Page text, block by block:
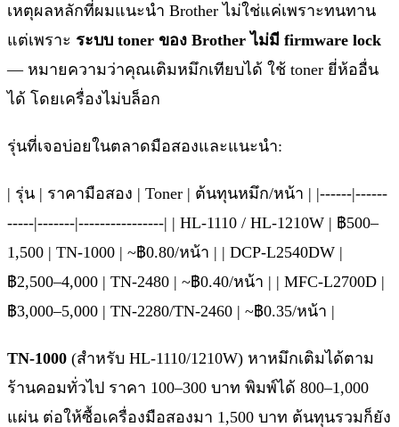
เหตุผลหลักที่ผมแนะนำ Brother ไม่ใช่แค่เพราะทนทาน
แต่เพราะ ระบบ toner ของ Brother ไม่มี firmware lock
— หมายความว่าคุณเติมหมึกเทียบได้ ใช้ toner ยี่ห้ออื่น
ได้ โดยเครื่องไม่บล็อก
รุ่นที่เจอบ่อยในตลาดมือสองและแนะนำ:
| รุ่น | ราคามือสอง | Toner | ต้นทุนหมึก/หน้า | |------|------
-----|-------|----------------| | HL-1110 / HL-1210W | ฿500–
1,500 | TN-1000 | ~฿0.80/หน้า | | DCP-L2540DW |
฿2,500–4,000 | TN-2480 | ~฿0.40/หน้า | | MFC-L2700D |
฿3,000–5,000 | TN-2280/TN-2460 | ~฿0.35/หน้า |
TN-1000 (สำหรับ HL-1110/1210W) หาหมึกเติมได้ตาม
ร้านคอมทั่วไป ราคา 100–300 บาท พิมพ์ได้ 800–1,000
แผ่น ต่อให้ซื้อเครื่องมือสองมา 1,500 บาท ต้นทุนรวมก็ยัง